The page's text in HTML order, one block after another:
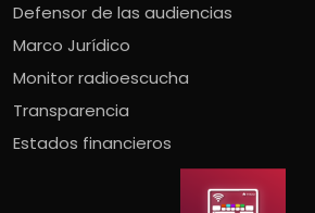
Defensor de las audiencias
Marco Jurídico
Monitor radioescucha
Transparencia
Estados financieros